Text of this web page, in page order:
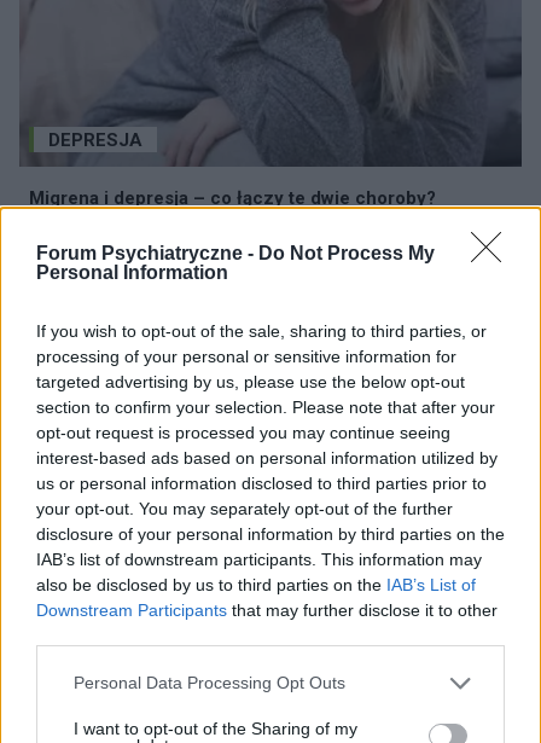
Forum Psychiatryczne - Do Not Process My
Personal Information
If you wish to opt-out of the sale, sharing to third parties, or
processing of your personal or sensitive information for
targeted advertising by us, please use the below opt-out
section to confirm your selection. Please note that after your
opt-out request is processed you may continue seeing
interest-based ads based on personal information utilized by
us or personal information disclosed to third parties prior to
your opt-out. You may separately opt-out of the further
disclosure of your personal information by third parties on the
IAB’s list of downstream participants. This information may
also be disclosed by us to third parties on the IAB’s List of
Downstream Participants that may further disclose it to other
Personal Data Processing Opt Outs
I want to opt-out of the Sharing of my
DEPRESJA
Migrena i depresja – co łączy te dwie choroby?
Migrena i depresja to choroby, które często chodzą ze sobą
w parze. Chociaż mogą wydawać się zupełnie niepowiązane,
łączy je wiele [1]. Osoby cierpiące na migrenę są 2,5 razy
DEPRESJA
Niedobory żywieniowe a depresja. Jak deficyt